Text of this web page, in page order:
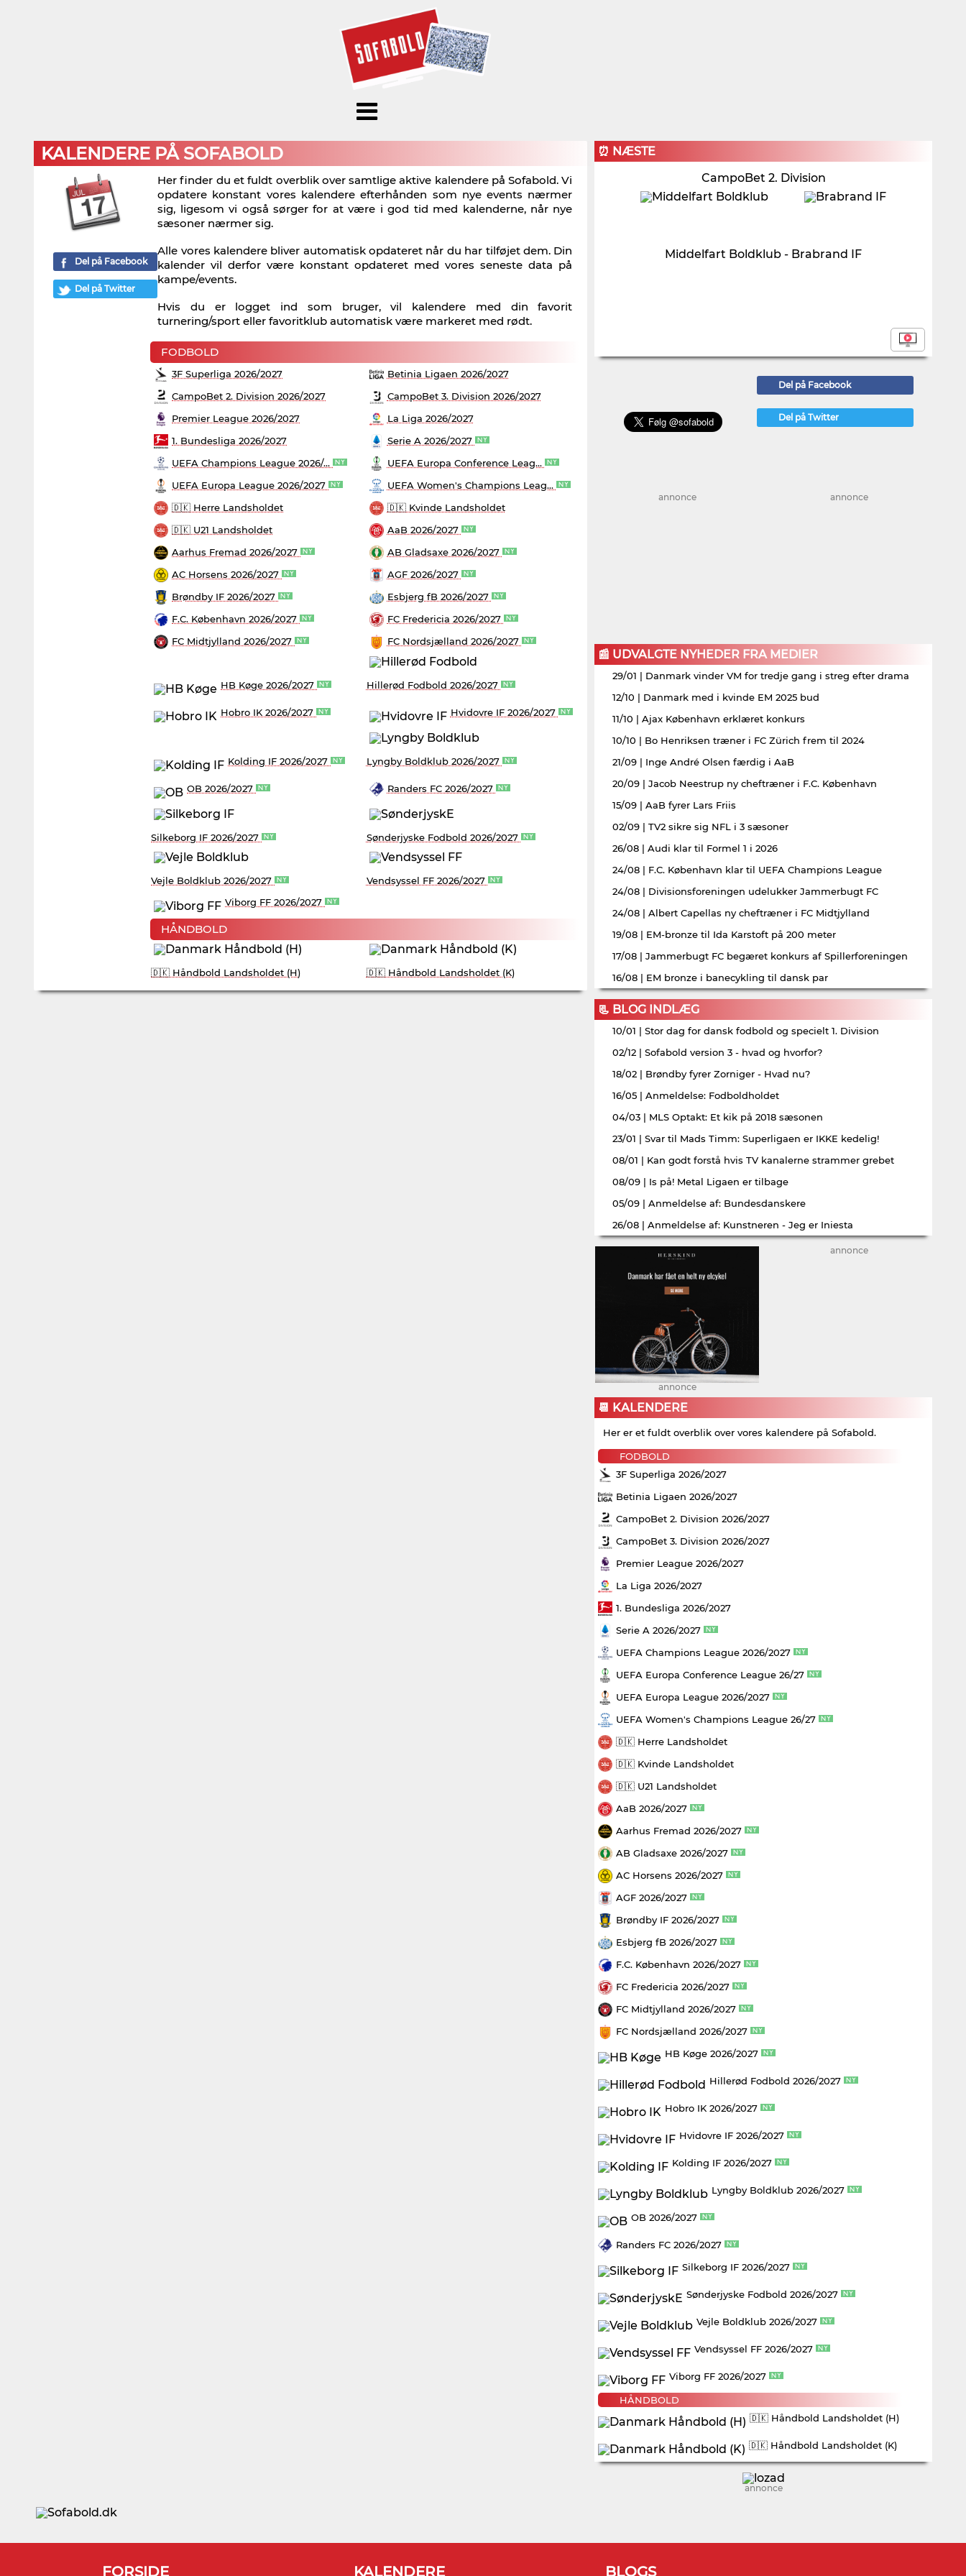
Menu
Forside
Blogs
Sofabold
Kontakt
Opret
bruger
Log ind
KALENDERE PÅ SOFABOLD
Del på Facebook
Del på Twitter
Her finder du et fuldt overblik over samtlige aktive kalendere på Sofabold. Vi
opdatere konstant vores kalendere efterhånden som nye events nærmer
sig, ligesom vi også sørger for at være i god tid med kalenderne, når nye
sæsoner nærmer sig.
Alle vores kalendere bliver automatisk opdateret når du har tilføjet dem. Din
kalender vil derfor være konstant opdateret med vores seneste data på
kampe/events.
Hvis du er logget ind som bruger, vil kalendere med din favorit
turnering/sport eller favoritklub automatisk være markeret med rødt.
FODBOLD
3F Superliga 2026/2027
Betinia Ligaen 2026/2027
CampoBet 2. Division 2026/2027
CampoBet 3. Division 2026/2027
Premier League 2026/2027
La Liga 2026/2027
1. Bundesliga 2026/2027
Serie A 2026/2027
UEFA Champions League 2026/...
UEFA Europa Conference Leag...
UEFA Europa League 2026/2027
UEFA Women's Champions Leag...
🇩🇰 Herre Landsholdet
🇩🇰 Kvinde Landsholdet
🇩🇰 U21 Landsholdet
AaB 2026/2027
Aarhus Fremad 2026/2027
AB Gladsaxe 2026/2027
AC Horsens 2026/2027
AGF 2026/2027
Brøndby IF 2026/2027
Esbjerg fB 2026/2027
F.C. København 2026/2027
FC Fredericia 2026/2027
FC Midtjylland 2026/2027
FC Nordsjælland 2026/2027
HB Køge 2026/2027 Hillerød Fodbold 2026/2027
Hobro IK 2026/2027 Hvidovre IF 2026/2027
Kolding IF 2026/2027 Lyngby Boldklub 2026/2027
OB 2026/2027 Randers FC 2026/2027
Silkeborg IF 2026/2027 Sønderjyske Fodbold 2026/2027
Vejle Boldklub 2026/2027
Vendsyssel FF 2026/2027
Viborg FF 2026/2027
HÅNDBOLD
🇩🇰 Håndbold Landsholdet (H) 🇩🇰 Håndbold Landsholdet (K)
⏰ NÆSTE
CampoBet 2. Division
Middelfart Boldklub - Brabrand IF
Del på Facebook
Del på Twitter
annonce annonce
📰 UDVALGTE NYHEDER FRA MEDIER
29/01 | Danmark vinder VM for tredje gang i streg efter drama
12/10 | Danmark med i kvinde EM 2025 bud
11/10 | Ajax København erklæret konkurs
10/10 | Bo Henriksen træner i FC Zürich frem til 2024
21/09 | Inge André Olsen færdig i AaB
20/09 | Jacob Neestrup ny cheftræner i F.C. København
15/09 | AaB fyrer Lars Friis
02/09 | TV2 sikre sig NFL i 3 sæsoner
26/08 | Audi klar til Formel 1 i 2026
24/08 | F.C. København klar til UEFA Champions League
24/08 | Divisionsforeningen udelukker Jammerbugt FC
24/08 | Albert Capellas ny cheftræner i FC Midtjylland
19/08 | EM-bronze til Ida Karstoft på 200 meter
17/08 | Jammerbugt FC begæret konkurs af Spillerforeningen
16/08 | EM bronze i banecykling til dansk par
📃 BLOG INDLÆG
10/01 | Stor dag for dansk fodbold og specielt 1. Division
02/12 | Sofabold version 3 - hvad og hvorfor?
18/02 | Brøndby fyrer Zorniger - Hvad nu?
16/05 | Anmeldelse: Fodboldholdet
04/03 | MLS Optakt: Et kik på 2018 sæsonen
23/01 | Svar til Mads Timm: Superligaen er IKKE kedelig!
08/01 | Kan godt forstå hvis TV kanalerne strammer grebet
08/09 | Is på! Metal Ligaen er tilbage
05/09 | Anmeldelse af: Bundesdanskere
26/08 | Anmeldelse af: Kunstneren - Jeg er Iniesta
annonce
annonce
📆 KALENDERE
Her er et fuldt overblik over vores kalendere på Sofabold.
FODBOLD
3F Superliga 2026/2027
Betinia Ligaen 2026/2027
CampoBet 2. Division 2026/2027
CampoBet 3. Division 2026/2027
Premier League 2026/2027
La Liga 2026/2027
1. Bundesliga 2026/2027
Serie A 2026/2027
UEFA Champions League 2026/2027
UEFA Europa Conference League 26/27
UEFA Europa League 2026/2027
UEFA Women's Champions League 26/27
🇩🇰 Herre Landsholdet
🇩🇰 Kvinde Landsholdet
🇩🇰 U21 Landsholdet
AaB 2026/2027
Aarhus Fremad 2026/2027
AB Gladsaxe 2026/2027
AC Horsens 2026/2027
AGF 2026/2027
Brøndby IF 2026/2027
Esbjerg fB 2026/2027
F.C. København 2026/2027
FC Fredericia 2026/2027
FC Midtjylland 2026/2027
FC Nordsjælland 2026/2027
HB Køge 2026/2027
Hillerød Fodbold 2026/2027
Hobro IK 2026/2027
Hvidovre IF 2026/2027
Kolding IF 2026/2027
Lyngby Boldklub 2026/2027
OB 2026/2027
Randers FC 2026/2027
Silkeborg IF 2026/2027
Sønderjyske Fodbold 2026/2027
Vejle Boldklub 2026/2027
Vendsyssel FF 2026/2027
Viborg FF 2026/2027
HÅNDBOLD
🇩🇰 Håndbold Landsholdet (H)
🇩🇰 Håndbold Landsholdet (K)
annonce
FORSIDE KALENDERE BLOGS